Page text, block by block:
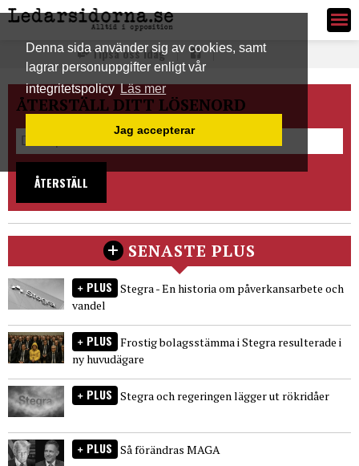
Denna sida använder sig av cookies, samt
lagrar personuppgifter enligt vår
integritetspolicyLäs mer
Jag accepterar
Ledarsidorna.se
Tipsa oss idag
ÅTERSTÄLL DITT LÖSENORD
ÅTERSTÄLL
SENASTE PLUS
PLUS Stegra - En historia om påverkansarbete och
vandel
PLUS Frostig bolagsstämma i Stegra resulterade i
ny huvudägare
PLUS Stegra och regeringen lägger ut rökridåer
PLUS Så förändras MAGA